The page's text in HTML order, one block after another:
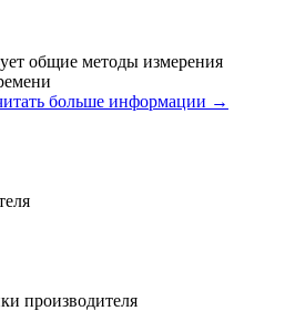
общие методы измерения
больше информации →
производителя